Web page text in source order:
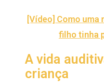
[Vídeo] Como uma
filho tinha
A vida
criança